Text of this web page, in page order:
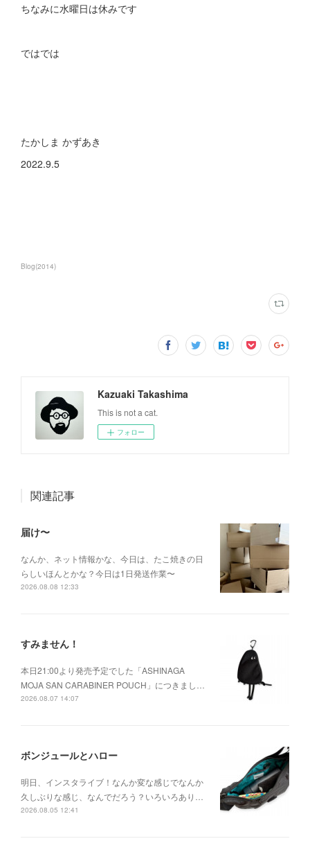
ちなみに水曜日は休みです
ではでは
たかしま かずあき
2022.9.5
Blog(2014)
Kazuaki Takashima
This is not a cat.
フォロー
関連記事
届け〜
なんか、ネット情報かな、今日は、たこ焼きの日
らしいほんとかな？今日は1日発送作業〜
2026.08.08 12:33
すみません！
本日21:00より発売予定でした「ASHINAGA
MOJA SAN CARABINER POUCH」につきまし…
2026.08.07 14:07
ボンジュールとハロー
明日、インスタライブ！なんか変な感じでなんか
久しぶりな感じ、なんでだろう？いろいろあり…
2026.08.05 12:41